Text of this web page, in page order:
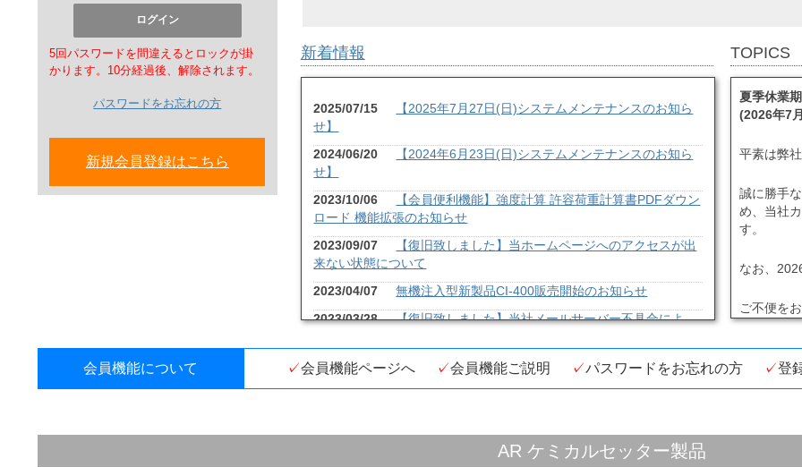
5回パスワードを間違えるとロックが掛
かります。10分経過後、解除されます。
パスワードをお忘れの方
新規会員登録はこちら
新着情報
2025/07/15
【2025年7月27日(日)システムメンテナンスのお知ら
せ】
2024/06/20
【2024年6月23日(日)システムメンテナンスのお知ら
せ】
2023/10/06
【会員便利機能】強度計算 許容荷重計算書PDFダウン
ロード 機能拡張のお知らせ
2023/09/07
【復旧致しました】当ホームページへのアクセスが出
来ない状態について
2023/04/07 無機注入型新製品CI-400販売開始のお知らせ
2023/03/28
【復旧致しました】当社メールサーバー不具合によ
2022/11/09 EA-500 使用期限の誤記について
2022/07/04 カスタマーサービス通信障害のお知らせ
SUPER LL RG-F製造終了のお知らせ。
TOPICS
夏季休業
(2026年7
平素は弊
誠に勝手
め、当社
す。
なお、
ご不便を
げます。
宜しくお
会員機能について 会員機能ページへ 会員機能ご説明 パスワードをお忘れの方 登
AR ケミカルセッター製品